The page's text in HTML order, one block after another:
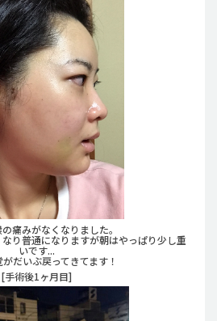
痛みがなくなりました。
り普通になりますが朝はやっぱり少し重
いです...
だいぶ戻ってきてます！
[手術後1ヶ月目]